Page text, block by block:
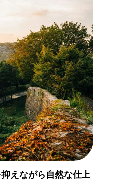
えながら自然な仕上